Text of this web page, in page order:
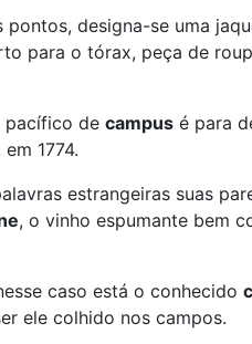
pontos, designa-se uma
para o tórax, peça de
pacífico de campus é para
1774.
estrangeiras suas
, o vinho espumante bem
caso está o conhecido
ele colhido nos campos.